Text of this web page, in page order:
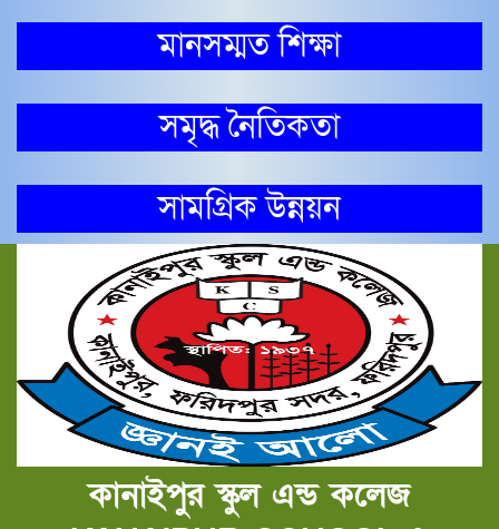
মানসম্মত শিক্ষা
সমৃদ্ধ নৈতিকতা
সামগ্রিক উন্নয়ন
কানাইপুর স্কুল এন্ড কলেজ